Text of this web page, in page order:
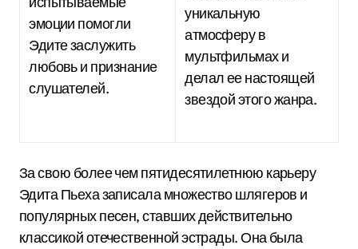
эмоции помогли
Эдите заслужить
любовь и признание
слушателей.
уникальную
атмосферу в
мультфильмах и
делал ее настоящей
звездой этого жанра.
За свою более чем пятидесятилетнюю карьеру
Эдита Пьеха записала множество шлягеров и
популярных песен, ставших действительно
классикой отечественной эстрады. Она была